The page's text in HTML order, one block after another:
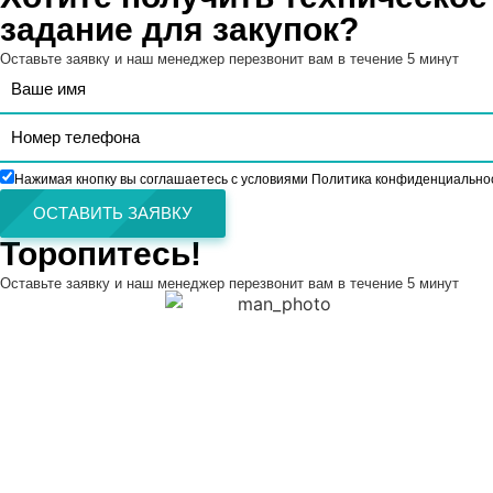
задание для закупок?
Оставьте заявку и наш менеджер перезвонит вам в течение 5 минут
Нажимая кнопку вы соглашаетесь с условиями Политика
ОСТАВИТЬ ЗАЯВКУ
Торопитесь!
Оставьте заявку и наш менеджер перезвонит вам в течение 5 минут